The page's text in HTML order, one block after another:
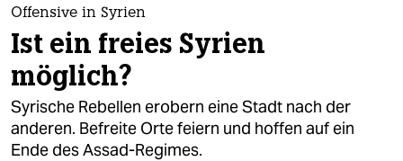
themen
politik
öko
gesellschaft
Offensive in Syrien
Ist ein freies Syrien
möglich?
Syrische Rebellen erobern eine Stadt nach der
anderen. Befreite Orte feiern und hoffen auf ein
Ende des Assad-Regimes.